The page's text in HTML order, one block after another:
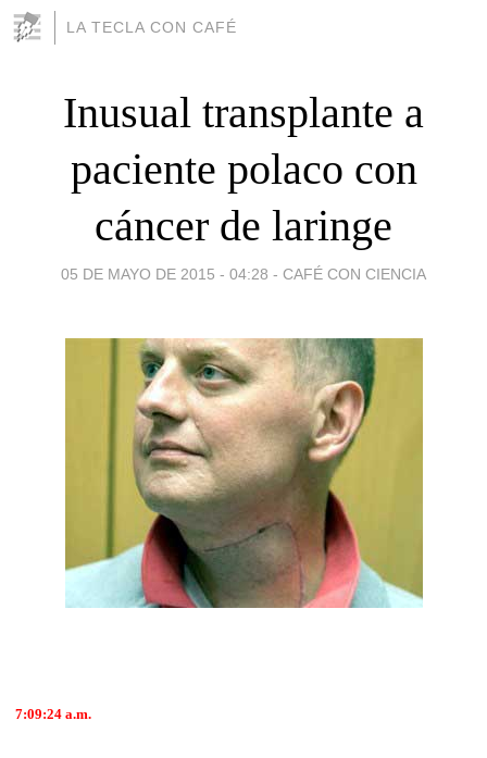
LA TECLA CON CAFÉ
Inusual transplante a
paciente polaco con
cáncer de laringe
05 DE MAYO DE 2015 - 04:28 - CAFÉ CON CIENCIA
7:09:24 a.m.